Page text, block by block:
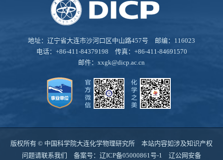
地址：辽宁省大连市沙河口区中山路457号 邮编：116023
电话：+86-411-84379198 传真：+86-411-84691570
邮件： xxgk@dicp.ac.cn
版权所有 © 中国科学院大连化学物理研究所 本站内容如涉及知识产权
问题请联系我们 备案号： 辽ICP备05000861号-1 辽公网安备